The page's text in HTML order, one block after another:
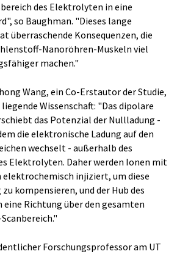
des Elektrolyten in eine
so Baughman. "Dieses lange
überraschende Konsequenzen, die
Nanoröhren-Muskeln viel
machen."
Wang, ein Co-Erstautor der Studie,
Wissenschaft: "Das dipolare
das Potenzial der Nullladung -
die elektronische Ladung auf den
wechselt - außerhalb des
Elektrolyten. Daher werden Ionen mit
elektrochemisch injiziert, um diese
kompensieren, und der Hub des
eine Richtung über den gesamten
Forschungsprofessor am UT